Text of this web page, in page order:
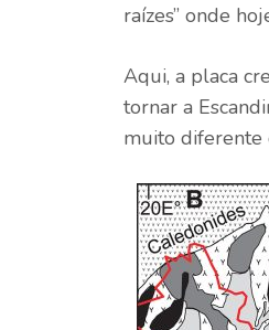
raízes” onde
Aqui, a placa
tornar a
muito diferente